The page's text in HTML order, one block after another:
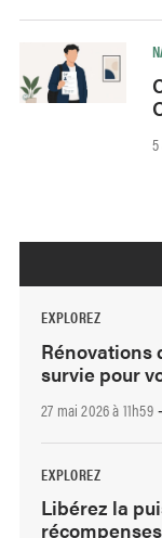
EXPLOREZ
Rénovations
survie pour
27 mai 2026 à 11h59-
EXPLOREZ
Libérez la